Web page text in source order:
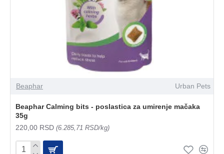
Beaphar Urban Pets
Beaphar Calming bits - poslastica za umirenje mačaka
35g
220,00 RSD (6.285,71 RSD/kg)